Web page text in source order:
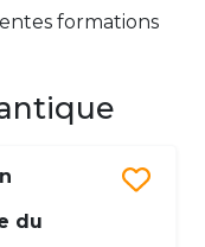
formations
du